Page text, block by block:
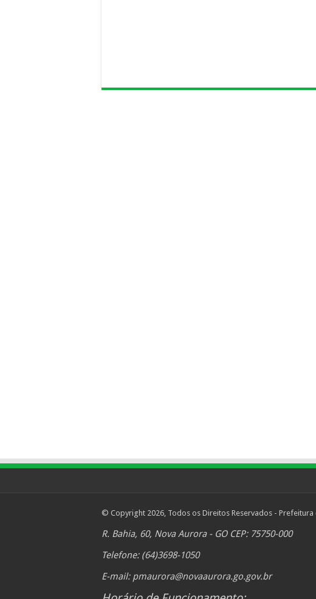
© Copyright 2026, Todos os Direitos Reservados - Prefeitura
R. Bahia, 60, Nova Aurora - GO CEP: 75750-000
Telefone: (64)3698-1050
E-mail: pmaurora@novaaurora.go.gov.br